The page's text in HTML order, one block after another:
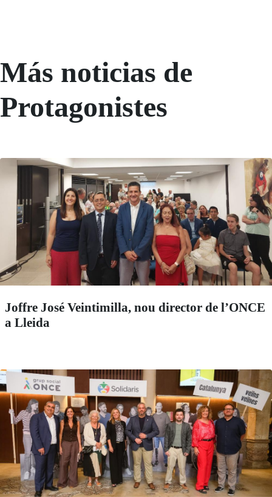
Más noticias de
Protagonistes
Joffre José Veintimilla, nou director de l’ONCE
a Lleida